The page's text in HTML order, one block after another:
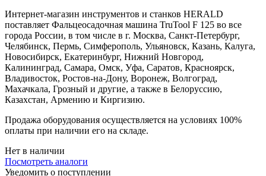
Интернет-магазин инструментов и станков HERALD
поставляет Фальцеосадочная машина TruTool F 125 во все
города России, в том числе в г. Москва, Санкт-Петербург,
Челябинск, Пермь, Симферополь, Ульяновск, Казань, Калуга,
Новосибирск, Екатеринбург, Нижний Новгород,
Калининград, Самара, Омск, Уфа, Саратов, Красноярск,
Владивосток, Ростов-на-Дону, Воронеж, Волгоград,
Махачкала, Грозный и другие, а также в Белоруссию,
Казахстан, Армению и Киргизию.
Продажа оборудования осуществляется на условиях 100%
оплаты при наличии его на складе.
Нет в наличии
Посмотреть аналоги
Уведомить о поступлении